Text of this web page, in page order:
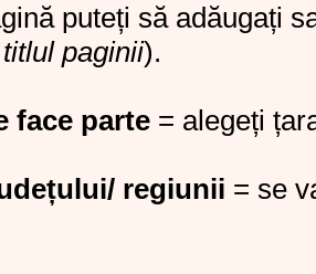
puteți să adăugați
paginii).
face parte = alegeți
regiunii = se